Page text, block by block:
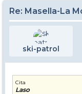
Re: Masella-La
ski-patrol
Cita
Laso